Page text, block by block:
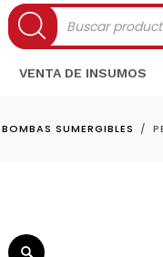
Búsqueda
de
productos
VENTA DE INSUMOS
BOMBAS SUMERGIBLES